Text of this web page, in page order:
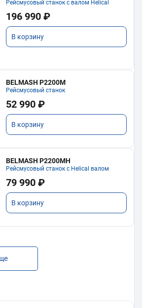
Рейсмусовый станок с валом Helical
196 990 ₽
В корзину
BELMASH P2200M
Рейсмусовый станок
52 990 ₽
В корзину
BELMASH P2200MH
Рейсмусовый станок с Helical валом
79 990 ₽
В корзину